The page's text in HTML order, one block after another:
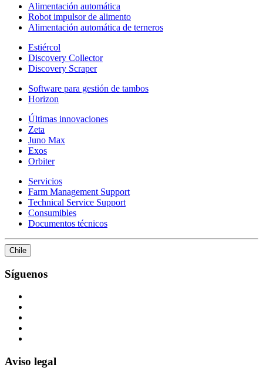
Alimentación automática
Robot impulsor de alimento
Alimentación automática de terneros
Estiércol
Discovery Collector
Discovery Scraper
Software para gestión de tambos
Horizon
Últimas innovaciones
Zeta
Juno Max
Exos
Orbiter
Servicios
Farm Management Support
Technical Service Support
Consumibles
Documentos técnicos
Chile
Síguenos
Aviso legal